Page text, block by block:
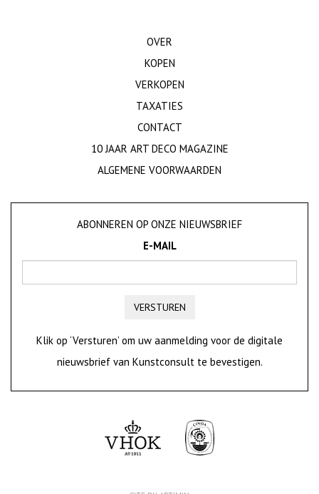
OVER
KOPEN
VERKOPEN
TAXATIES
CONTACT
10 JAAR ART DECO MAGAZINE
ALGEMENE VOORWAARDEN
ABONNEREN OP ONZE NIEUWSBRIEF
E-MAIL
VERSTUREN
Klik op ‘Versturen’ om uw aanmelding voor de digitale
nieuwsbrief van Kunstconsult te bevestigen.